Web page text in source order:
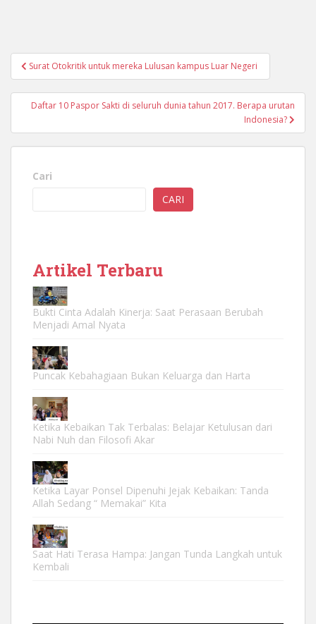
Navigasi
pos
Surat Otokritik untuk mereka Lulusan kampus Luar Negeri
Daftar 10 Paspor Sakti di seluruh dunia tahun 2017. Berapa urutan
Indonesia?
Cari
CARI
Artikel Terbaru
Bukti Cinta Adalah Kinerja: Saat Perasaan Berubah
Menjadi Amal Nyata
Puncak Kebahagiaan Bukan Keluarga dan Harta
Ketika Kebaikan Tak Terbalas: Belajar Ketulusan dari
Nabi Nuh dan Filosofi Akar
Ketika Layar Ponsel Dipenuhi Jejak Kebaikan: Tanda
Allah Sedang “ Memakai” Kita
Saat Hati Terasa Hampa: Jangan Tunda Langkah untuk
Kembali